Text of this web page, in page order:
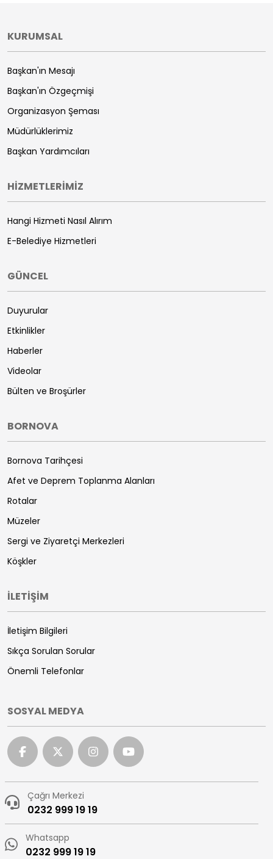
KURUMSAL
Başkan'ın Mesajı
Başkan'ın Özgeçmişi
Organizasyon Şeması
Müdürlüklerimiz
Başkan Yardımcıları
HİZMETLERİMİZ
Hangi Hizmeti Nasıl Alırım
E-Belediye Hizmetleri
GÜNCEL
Duyurular
Etkinlikler
Haberler
Videolar
Bülten ve Broşürler
BORNOVA
Bornova Tarihçesi
Afet ve Deprem Toplanma Alanları
Rotalar
Müzeler
Sergi ve Ziyaretçi Merkezleri
Köşkler
İLETİŞİM
İletişim Bilgileri
Sıkça Sorulan Sorular
Önemli Telefonlar
SOSYAL MEDYA
Çağrı Merkezi
0232 999 19 19
Whatsapp
0232 999 19 19